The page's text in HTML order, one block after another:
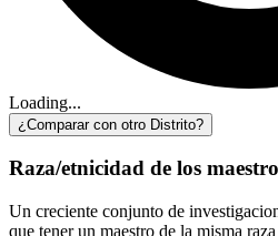
Loading...
¿Comparar con otro Distrito?
Raza/etnicidad de los
Un creciente conjunto de
que tener un maestro de la misma